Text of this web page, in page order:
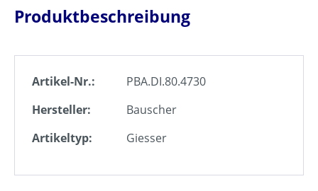
Produktbeschreibung
Artikel-Nr.:
PBA.DI.80.4730
Hersteller:
Bauscher
Artikeltyp:
Giesser